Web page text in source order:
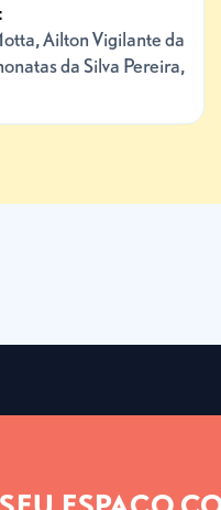
Ailton Vigilante da
da Silva Pereira,